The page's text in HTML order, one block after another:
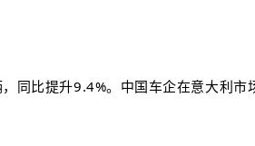
同比提升9.4%。中国车企在意大利市